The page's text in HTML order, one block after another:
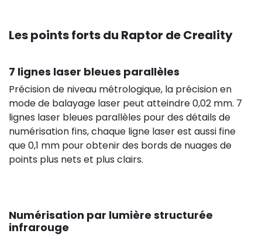
Les points forts du Raptor de Creality
7 lignes laser bleues parallèles
Précision de niveau métrologique, la précision en
mode de balayage laser peut atteindre 0,02 mm. 7
lignes laser bleues parallèles pour des détails de
numérisation fins, chaque ligne laser est aussi fine
que 0,1 mm pour obtenir des bords de nuages de
points plus nets et plus clairs.
Numérisation par lumière structurée
infrarouge